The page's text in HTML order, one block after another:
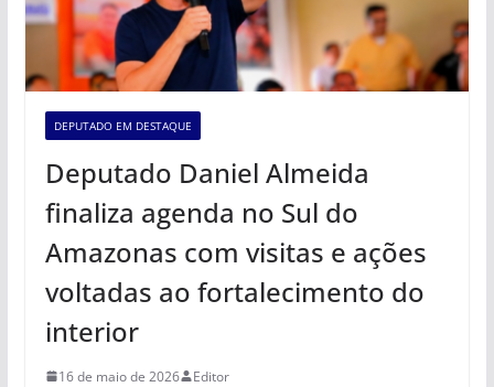
DEPUTADO EM DESTAQUE
Deputado Daniel Almeida
finaliza agenda no Sul do
Amazonas com visitas e ações
voltadas ao fortalecimento do
interior
16 de maio de 2026 Editor